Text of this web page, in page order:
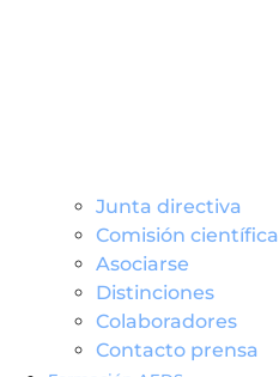
Junta directiva
Comisión científica
Asociarse
Distinciones
Colaboradores
Contacto prensa